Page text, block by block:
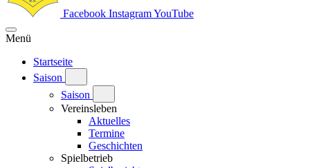
Facebook InstagramYouTube
Menü
Startseite
Saison
Saison
Vereinsleben
Aktuelles
Termine
Geschichten
Spielbetrieb